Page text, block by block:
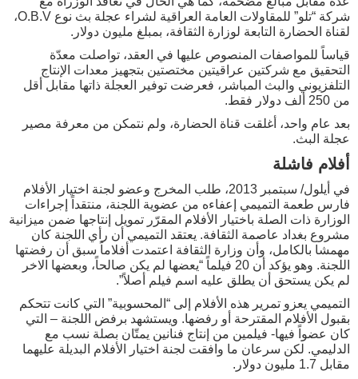
شركة “تلو” للمقاولات العامة العراقية لشراء عجلة بث نوع O.B.V،
لقناة الحضارة التابعة لوزارة الثقافة، بمبلغ مليون دولار.
قياساً للمواصفات المنصوص عليها في العقد، تواصلت معدّة
التحقيق مع شركتين عراقيتين مختصتين بتجهيز معدات الإنتاج
التلفزيوني والبث المباشر، فعرضت توفير العجلة ذاتها مقابل أقل
من 250 ألف دولار فقط.
بعد عام واحد، أغلقت قناة الحضارة، ولم نتمكن من معرفة مصير
عجلة البث.
أفلام فاشلة
في أيلول/ سبتمبر 2013، طلب المخرج وعضو لجنة اختيار الأفلام
فارس طعمة التميمي إعفاءه من عضوية اللجنة، منتقداً إجراءات
الوزارة ذات الصلة باختيار الأفلام المقرّر تمويل إنتاجها ضمن ميزانية
مشروع بغداد عاصمة الثقافة. يعتقد التميمي أن رأي اللجنة كان
مهمشا بالكامل، وأن وزارة الثقافة اعتمدت أفلاماً سبق أن رفضتها
اللجنة. وهو يؤكد أن 20 فيلماً “يعضها لم يكن صالحاً، وبعضها الاخر
لم يكن يستحق أن يطلق عليه اسم فيلم أصلاً”.
التميمي يعزو تمرير هذه الأفلام إلى “المحسوبية” التي كانت تتحكم
بقبول الأفلام المقترحة أو رفضها. ويستشهد برفض اللجنة – التي
كان عضواً فيها- فيلمين من إنتاج فنانين يمتّان بصلة نسب مع
الدليمي. لكن سرعان ما وافقت لجنة اختيار الأفلام البديلة عليهما
مقابل 1.7 مليون دولار.